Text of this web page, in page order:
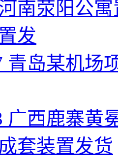
南荥阳公
发
青岛某机场
广西鹿寨黄
套装置发货